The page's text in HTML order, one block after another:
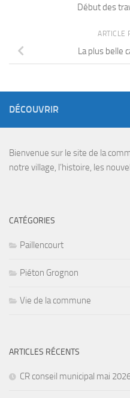
Début des
ARTICLE
La plus belle
DÉCOUVRIR
Bienvenue sur le site de la
notre village, l’histoire, les
CATÉGORIES
Paillencourt
Piéton Grognon
Vie de la commune
ARTICLES RÉCENTS
CR conseil municipal mai